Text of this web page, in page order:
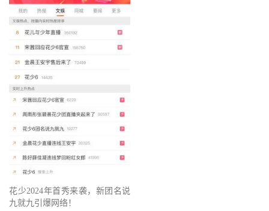
花少2024年首秀来袭，新团名说
九就九引爆网络！